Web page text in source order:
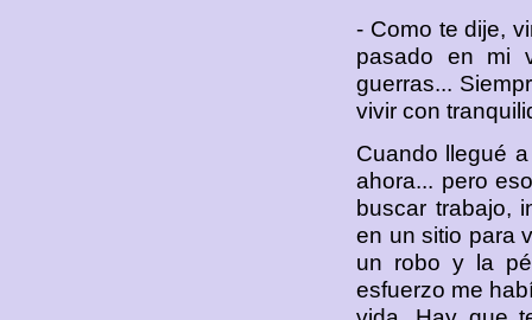
- Como te dije,
pasado en mi
guerras...
vivir con
Cuando llegué
ahora... pero
buscar trabajo,
en un sitio para
un robo y la
esfuerzo me